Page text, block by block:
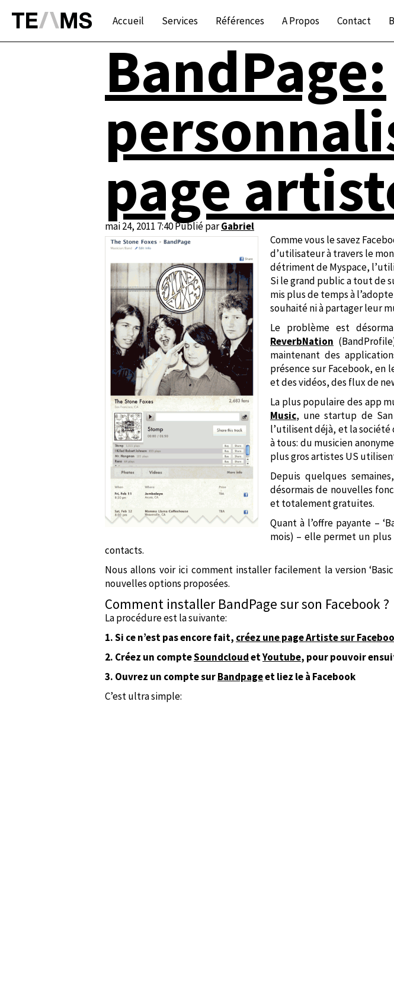
BandPage:
page
mai 24, 2011 7:40Publié parGabriel
Comme vous le savez
d’utilisateur à travers le
détriment de Myspace,
Si le grand public a tout de
mis plus de temps à
souhaité ni à partager leur
Le problème est
ReverbNation
maintenant des
présence sur Facebook,
et des vidéos, des flux de
La plus populaire des app
Music, une startup de
l’utilisent déjà, et la société
à tous: du musicien
plus gros artistes US
Depuis quelques
désormais de nouvelles
et totalement gratuites.
Quant à l’offre payante –
mois) – elle permet un
contacts.
Nous allons voir ici comment installer facilement la version
nouvelles options proposées.
Comment installer BandPage sur son Facebook ?
La procédure est la suivante:
1. Si ce n’est pas encore fait, créez une page Artiste sur
2. Créez un compteSoundcloudetYoutube, pour pouvoir
3. Ouvrez un compte surBandpageet liez le à Facebook
C’est ultra simple:
Accueil Services Références A Propos Contact